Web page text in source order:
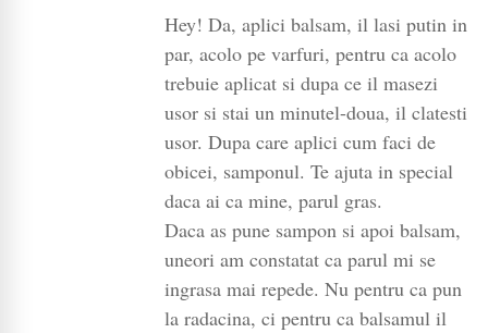
Hey! Da, aplici balsam, il lasi putin in
par, acolo pe varfuri, pentru ca acolo
trebuie aplicat si dupa ce il masezi
usor si stai un minutel-doua, il clatesti
usor. Dupa care aplici cum faci de
obicei, samponul. Te ajuta in special
daca ai ca mine, parul gras.
Daca as pune sampon si apoi balsam,
uneori am constatat ca parul mi se
ingrasa mai repede. Nu pentru ca pun
la radacina, ci pentru ca balsamul il